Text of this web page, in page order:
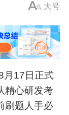
大号
月17日正式
精心研发考
刷题人手必